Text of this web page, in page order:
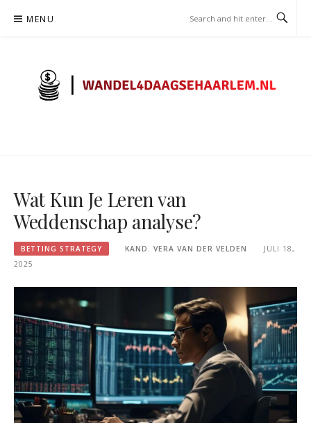
MENU
Wat Kun Je Leren van
Weddenschap analyse?
BETTING STRATEGY KAND. VERA VAN DER VELDEN
JULI 18,
2025